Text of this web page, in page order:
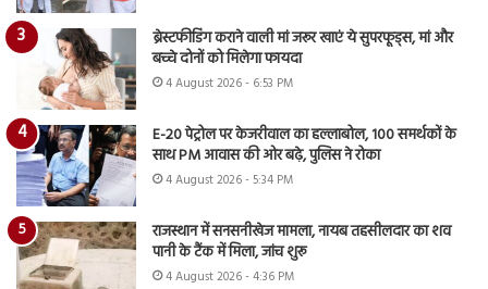
ब्रेस्टफीडिंग कराने वाली मां जरूर खाएं ये सुपरफूड्स, मां और
बच्चे दोनों को मिलेगा फायदा
4 August 2026 - 6:53 PM
E-20 पेट्रोल पर केजरीवाल का हल्लाबोल, 100 समर्थकों के
साथ PM आवास की ओर बढ़े, पुलिस ने रोका
4 August 2026 - 5:34 PM
राजस्थान में सनसनीखेज मामला, नायब तहसीलदार का शव
पानी के टैंक में मिला, जांच शुरू
4 August 2026 - 4:36 PM